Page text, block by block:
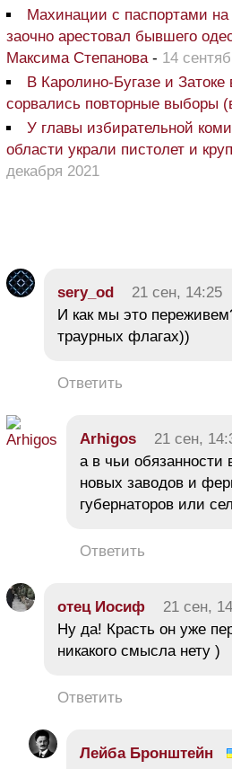
Махинации с паспортами на
заочно арестовал бывшего
Максима Степанова - 14
В Каролино-Бугазе и Затоке
сорвались повторные выборы
У главы избирательной
области украли пистолет и
декабря 2021
sery_od 21 сен, 14:25
И как мы это
траурных флагах))
Ответить
Arhigos 21 сен,
а в чьи обязанности
новых заводов и
губернаторов или
Ответить
отец Иосиф 21 сен,
Ну да! Красть он уже
никакого смысла нету )
Ответить
Лейба Бронштейн